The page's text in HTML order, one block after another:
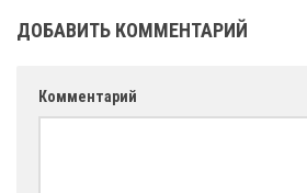
ДОБАВИТЬ КОММЕНТАРИЙ
Комментарий